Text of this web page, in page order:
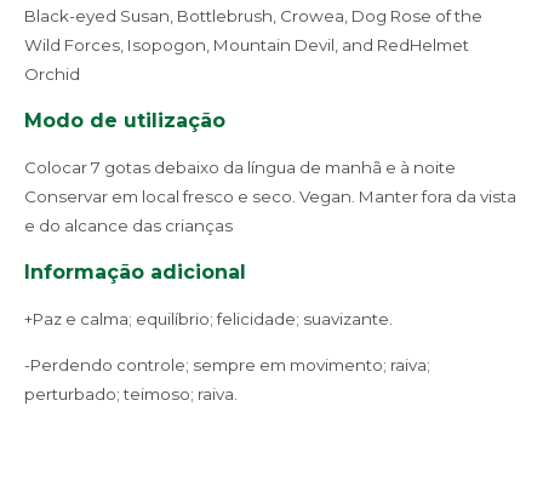
Black-eyed Susan, Bottlebrush, Crowea, Dog Rose of the
Wild Forces, Isopogon, Mountain Devil, and RedHelmet
Orchid
Modo de utilização
Colocar 7 gotas debaixo da língua de manhã e à noite
Conservar em local fresco e seco. Vegan. Manter fora da vista
e do alcance das crianças
Informação adicional
+Paz e calma; equilíbrio; felicidade; suavizante.
-Perdendo controle; sempre em movimento; raiva;
perturbado; teimoso; raiva.